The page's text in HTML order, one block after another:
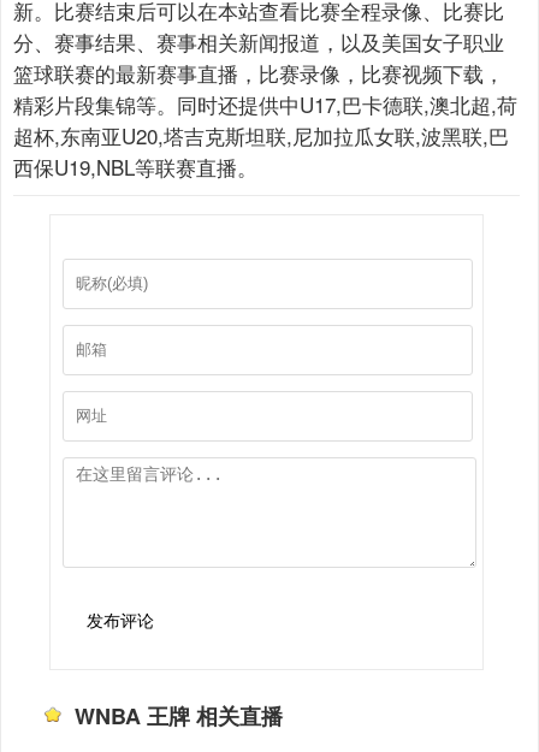
新。比赛结束后可以在本站查看比赛全程录像、比赛比
分、赛事结果、赛事相关新闻报道，以及美国女子职业
篮球联赛的最新赛事直播，比赛录像，比赛视频下载，
精彩片段集锦等。同时还提供中U17,巴卡德联,澳北超,荷
超杯,东南亚U20,塔吉克斯坦联,尼加拉瓜女联,波黑联,巴
西保U19,NBL等联赛直播。
发布评论
WNBA 王牌 相关直播